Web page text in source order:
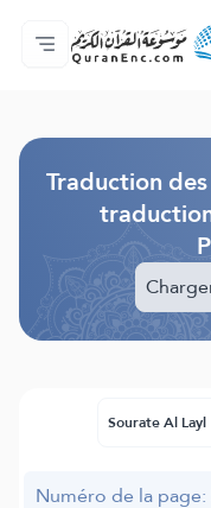
Accueil
Index des
Audio
Services
Autour du
Nous
Langue
Traduction
Sourate Al Layl
Numéro de la